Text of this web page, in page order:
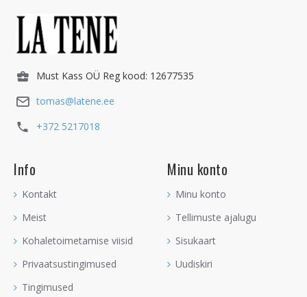
Must Kass OÜ Reg kood: 12677535
tomas@latene.ee
+372 5217018
Info
Kontakt
Meist
Kohaletoimetamise viisid
Privaatsustingimused
Tingimused
Minu konto
Minu konto
Tellimuste ajalugu
Sisukaart
Uudiskiri